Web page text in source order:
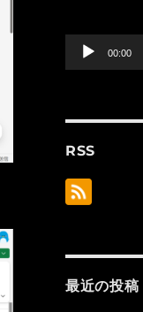
00:00
RSS
最近の投稿